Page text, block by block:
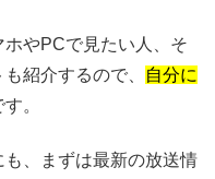
やPCで見たい人、そ
紹介するので、
自分に
。
、まずは最新の放送情